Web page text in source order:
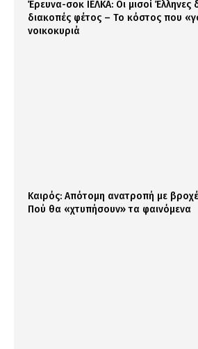
Έρευνα-σοκ ΙΕΛΚΑ: Οι μισοί Έλληνες
διακοπές φέτος – Το κόστος που
νοικοκυριά
Καιρός: Απότομη ανατροπή με
Πού θα «χτυπήσουν» τα φαινόμενα